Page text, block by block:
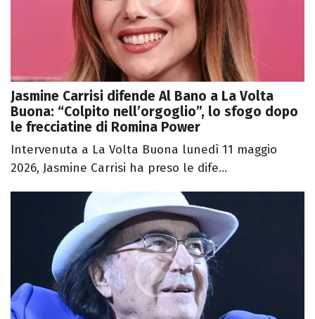
Jasmine Carrisi difende Al Bano a La Volta
Buona: “Colpito nell’orgoglio”, lo sfogo dopo
le frecciatine di Romina Power
Intervenuta a La Volta Buona lunedì 11 maggio
2026, Jasmine Carrisi ha preso le dife...